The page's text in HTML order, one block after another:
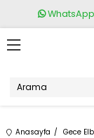
WhatsApp
Anasayfa Gece